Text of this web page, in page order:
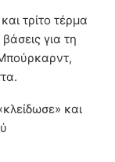
τρίτο τέρμα
για τη
και